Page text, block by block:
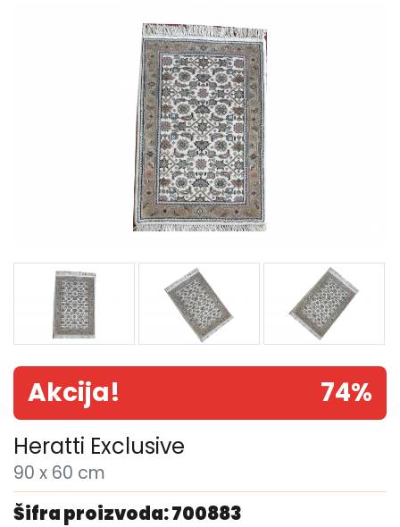
Akcija! 74%
Heratti Exclusive
90 x 60 cm
Šifra proizvoda: 700883